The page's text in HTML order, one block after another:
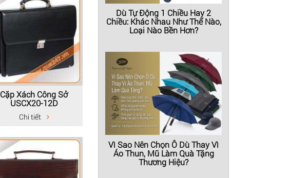
Cặp Xách Công Sở
USCX20-12D
Chi tiết
Dù Tự Động 1 Chiều Hay 2
Chiều: Khác Nhau Như Thế Nào,
Loại Nào Bền Hơn?
Vì Sao Nên Chọn Ô Dù Thay Vì
Áo Thun, Mũ Làm Quà Tặng
Thương Hiệu?